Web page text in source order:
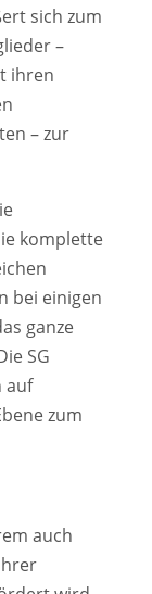
sich zum
–
ihren
– zur
komplette
bei einigen
ganze
SG
auf
zum
auch